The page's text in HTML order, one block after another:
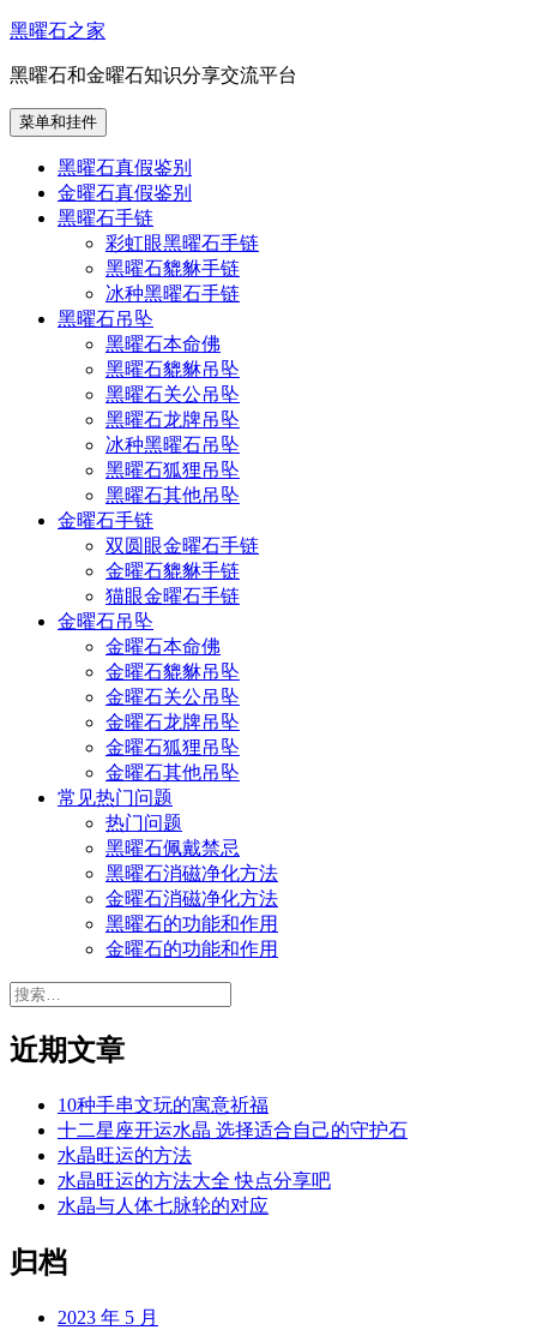
跳
内
容
黑曜石之家
黑曜石和金曜石知识分享交流平台
菜单和挂件
黑曜石真假鉴别
金曜石真假鉴别
黑曜石手链
彩虹眼黑曜石手链
黑曜石貔貅手链
冰种黑曜石手链
黑曜石吊坠
黑曜石本命佛
黑曜石貔貅吊坠
黑曜石关公吊坠
黑曜石龙牌吊坠
冰种黑曜石吊坠
黑曜石狐狸吊坠
黑曜石其他吊坠
金曜石手链
双圆眼金曜石手链
金曜石貔貅手链
猫眼金曜石手链
金曜石吊坠
金曜石本命佛
金曜石貔貅吊坠
金曜石关公吊坠
金曜石龙牌吊坠
金曜石狐狸吊坠
金曜石其他吊坠
常见热门问题
热门问题
黑曜石佩戴禁忌
黑曜石消磁净化方法
金曜石消磁净化方法
黑曜石的功能和作用
金曜石的功能和作用
搜
近期文章
10种手串文玩的寓意祈福
十二星座开运水晶 选择适合自己的守护石
水晶旺运的方法
水晶旺运的方法大全 快点分享吧
水晶与人体七脉轮的对应
归档
2023 年 5 月